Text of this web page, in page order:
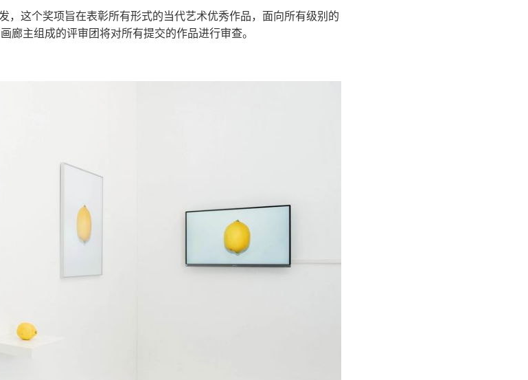
，这个奖项旨在表彰所有形式的当代艺术优秀作品，面向所有级别的
廊主组成的评审团将对所有提交的作品进行审查。